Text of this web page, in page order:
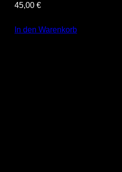
45,00€
In den Warenkorb